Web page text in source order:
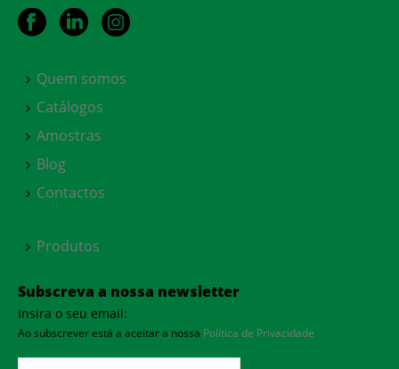
Quem somos
Catálogos
Amostras
Blog
Contactos
Produtos
Subscreva a nossa newsletter
Insira o seu email:
Ao subscrever está a aceitar a nossa Política de Privacidade